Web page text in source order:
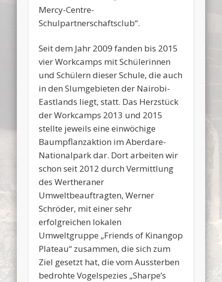
Mercy-Centre-
Schulpartnerschaftsclub“.
Seit dem Jahr 2009 fanden bis 2015
vier Workcamps mit Schülerinnen
und Schülern dieser Schule, die auch
in den Slumgebieten der Nairobi-
Eastlands liegt, statt. Das Herzstück
der Workcamps 2013 und 2015
stellte jeweils eine einwöchige
Baumpflanzaktion im Aberdare-
Nationalpark dar. Dort arbeiten wir
schon seit 2012 durch Vermittlung
des Wertheraner
Umweltbeauftragten, Werner
Schröder, mit einer sehr
erfolgreichen lokalen
Umweltgruppe „Friends of Kinangop
Plateau“ zusammen, die sich zum
Ziel gesetzt hat, die vom Aussterben
bedrohte Vogelspezies „Sharpe’s